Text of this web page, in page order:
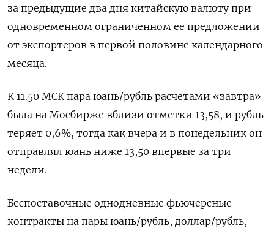
за предыдущие два дня китайскую валюту при
одновременном ограниченном ее предложении
от экспортеров в первой половине календарного
месяца.
К 11.50 МСК пара юань/рубль расчетами «завтра»
была на Мосбирже вблизи отметки 13,58, и рубль
теряет 0,6%, тогда как вчера и в понедельник он
отправлял юань ниже 13,50 впервые за три
недели.
Беспоставочные однодневные фьючерсные
контракты на пары юань/рубль, доллар/рубль,